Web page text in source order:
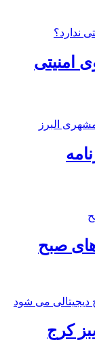
امنیتی
صبح
کرج